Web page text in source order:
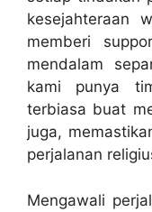
kesejahteraan
memberi
mendalam
kami punya
terbiasa buat
juga,
perjalanan
Mengawali